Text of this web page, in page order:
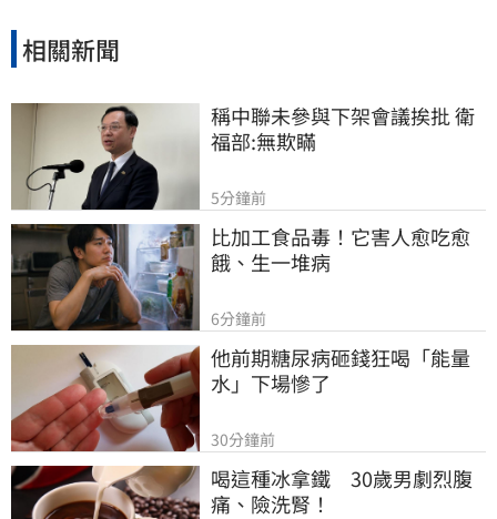
相關新聞
稱中聯未參與下架會議挨批 衛
福部:無欺瞞
5分鐘前
比加工食品毒！它害人愈吃愈
餓、生一堆病
6分鐘前
他前期糖尿病砸錢狂喝「能量
水」下場慘了
30分鐘前
喝這種冰拿鐵　30歲男劇烈腹
痛、險洗腎！